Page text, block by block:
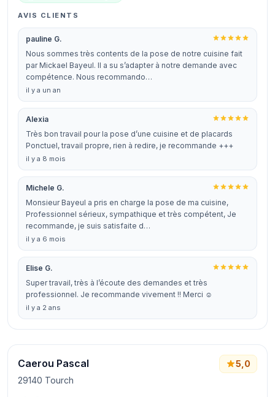
AVIS CLIENTS
pauline G.
Nous sommes très contents de la pose de notre cuisine fait
par Mickael Bayeul. Il a su s’adapter à notre demande avec
compétence. Nous recommando…
il y a un an
Alexia
Très bon travail pour la pose d’une cuisine et de placards
Ponctuel, travail propre, rien à redire, je recommande +++
il y a 8 mois
Michele G.
Monsieur Bayeul a pris en charge la pose de ma cuisine,
Professionnel sérieux, sympathique et très compétent, Je
recommande, je suis satisfaite d…
il y a 6 mois
Elise G.
Super travail, très à l’écoute des demandes et très
professionnel. Je recommande vivement !! Merci ☺️
il y a 2 ans
Caerou Pascal
29140 Tourch
5,0